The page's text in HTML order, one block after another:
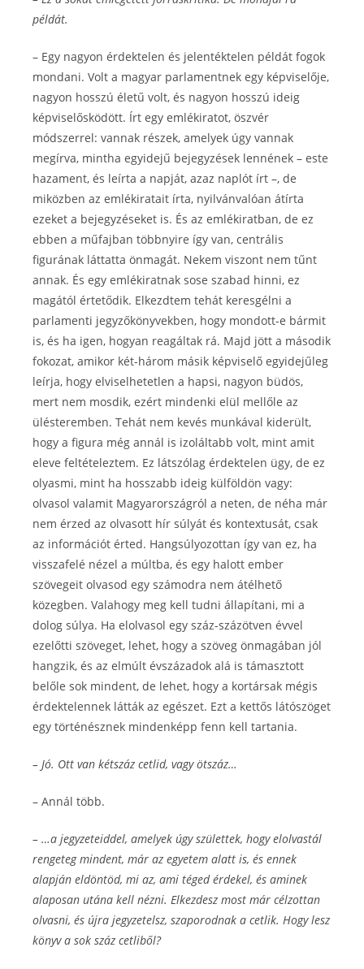
példát.
– Egy nagyon érdektelen és jelentéktelen példát fogok
mondani. Volt a magyar parlamentnek egy képviselője,
nagyon hosszú életű volt, és nagyon hosszú ideig
képviselősködött. Írt egy emlékiratot, öszvér
módszerrel: vannak részek, amelyek úgy vannak
megírva, mintha egyidejű bejegyzések lennének – este
hazament, és leírta a napját, azaz naplót írt –, de
miközben az emlékiratait írta, nyilvánvalóan átírta
ezeket a bejegyzéseket is. És az emlékiratban, de ez
ebben a műfajban többnyire így van, centrális
figurának láttatta önmagát. Nekem viszont nem tűnt
annak. És egy emlékiratnak sose szabad hinni, ez
magától értetődik. Elkezdtem tehát keresgélni a
parlamenti jegyzőkönyvekben, hogy mondott-e bármit
is, és ha igen, hogyan reagáltak rá. Majd jött a második
fokozat, amikor két-három másik képviselő egyidejűleg
leírja, hogy elviselhetetlen a hapsi, nagyon büdös,
mert nem mosdik, ezért mindenki elül mellőle az
ülésteremben. Tehát nem kevés munkával kiderült,
hogy a figura még annál is izoláltabb volt, mint amit
eleve feltételeztem. Ez látszólag érdektelen ügy, de ez
olyasmi, mint ha hosszabb ideig külföldön vagy:
olvasol valamit Magyarországról a neten, de néha már
nem érzed az olvasott hír súlyát és kontextusát, csak
az információt érted. Hangsúlyozottan így van ez, ha
visszafelé nézel a múltba, és egy halott ember
szövegeit olvasod egy számodra nem átélhető
közegben. Valahogy meg kell tudni állapítani, mi a
dolog súlya. Ha elolvasol egy száz-százötven évvel
ezelőtti szöveget, lehet, hogy a szöveg önmagában jól
hangzik, és az elmúlt évszázadok alá is támasztott
belőle sok mindent, de lehet, hogy a kortársak mégis
érdektelennek látták az egészet. Ezt a kettős látószöget
egy történésznek mindenképp fenn kell tartania.
– Jó. Ott van kétszáz cetlid, vagy ötszáz…
– Annál több.
– …a jegyzeteiddel, amelyek úgy születtek, hogy elolvastál
rengeteg mindent, már az egyetem alatt is, és ennek
alapján eldöntöd, mi az, ami téged érdekel, és aminek
alaposan utána kell nézni. Elkezdesz most már célzottan
olvasni, és újra jegyzetelsz, szaporodnak a cetlik. Hogy lesz
könyv a sok száz cetliből?